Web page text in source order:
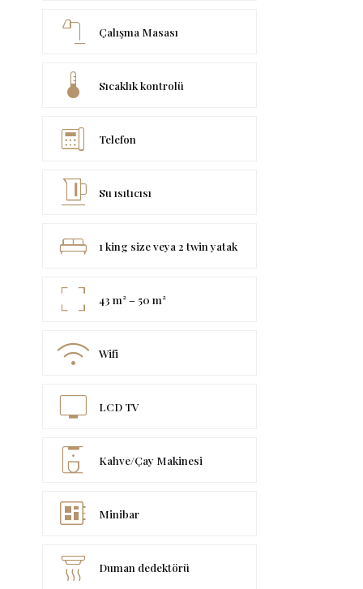
table_lamp Çalışma Masası
device_thermostat Sıcaklık kontrolü
deskphone Telefon
kettle Su ısıtıcısı
king_bed 1 king size veya 2 twin yatak
fullscreen 43 m² – 50 m²
wifi Wifi
tv LCD TV
coffee_maker Kahve/Çay Makinesi
developer_board Minibar
detector_smoke Duman dedektörü